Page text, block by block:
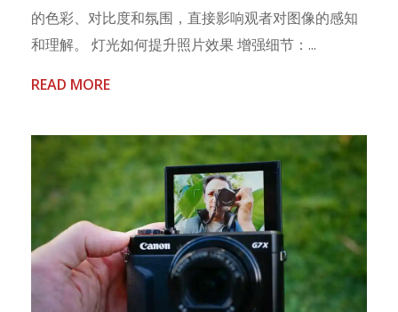
的色彩、对比度和氛围，直接影响观者对图像的感知
和理解。 灯光如何提升照片效果 增强细节：...
READ MORE